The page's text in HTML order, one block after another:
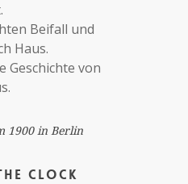
Beifall und
Haus.
Geschichte von
1900 in Berlin
clock